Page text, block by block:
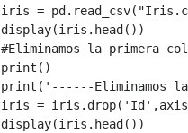
iris = pd . read_csv(
display(iris . head ())
#Eliminamos la primera
print ()
print ( '------Eliminamos
iris = iris . drop( 'Id' ,axis
display(iris . head ())